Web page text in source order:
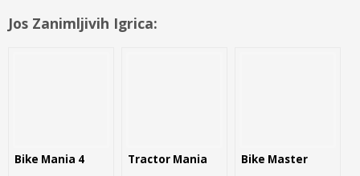
Jos Zanimljivih Igrica:
Bike Mania 4 Tractor Mania Bike Master